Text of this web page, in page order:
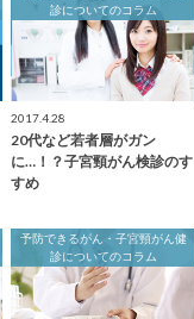
診についてのコラム
2017.4.28
20代など若者層がガン
に…！？子宮頸がん検診のす
すめ
予防できるがん・子宮頸がん健
診についてのコラム